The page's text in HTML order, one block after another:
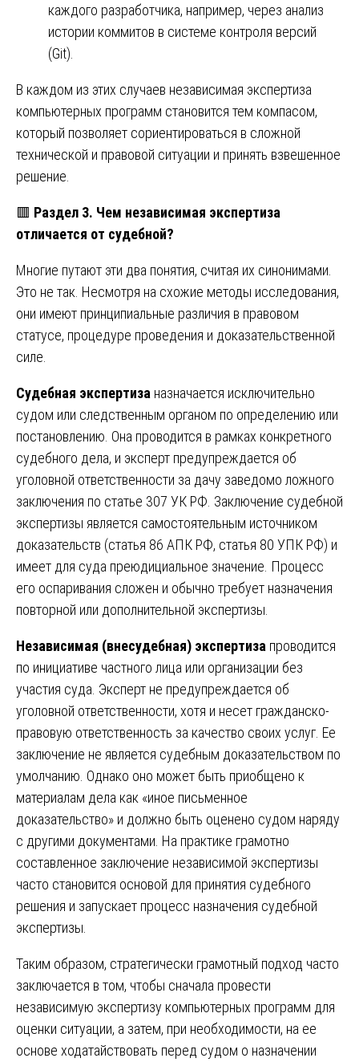
каждого разработчика, например, через анализ
истории коммитов в системе контроля версий
(Git).
В каждом из этих случаев независимая экспертиза
компьютерных программ становится тем компасом,
который позволяет сориентироваться в сложной
технической и правовой ситуации и принять взвешенное
решение.
🟥 Раздел 3. Чем независимая экспертиза
отличается от судебной?
Многие путают эти два понятия, считая их синонимами.
Это не так. Несмотря на схожие методы исследования,
они имеют принципиальные различия в правовом
статусе, процедуре проведения и доказательственной
силе.
Судебная экспертиза назначается исключительно
судом или следственным органом по определению или
постановлению. Она проводится в рамках конкретного
судебного дела, и эксперт предупреждается об
уголовной ответственности за дачу заведомо ложного
заключения по статье 307 УК РФ. Заключение судебной
экспертизы является самостоятельным источником
доказательств (статья 86 АПК РФ, статья 80 УПК РФ) и
имеет для суда преюдициальное значение. Процесс
его оспаривания сложен и обычно требует назначения
повторной или дополнительной экспертизы.
Независимая (внесудебная) экспертиза проводится
по инициативе частного лица или организации без
участия суда. Эксперт не предупреждается об
уголовной ответственности, хотя и несет гражданско-
правовую ответственность за качество своих услуг. Ее
заключение не является судебным доказательством по
умолчанию. Однако оно может быть приобщено к
материалам дела как «иное письменное
доказательство» и должно быть оценено судом наряду
с другими документами. На практике грамотно
составленное заключение независимой экспертизы
часто становится основой для принятия судебного
решения и запускает процесс назначения судебной
экспертизы.
Таким образом, стратегически грамотный подход часто
заключается в том, чтобы сначала провести
независимую экспертизу компьютерных программ для
оценки ситуации, а затем, при необходимости, на ее
основе ходатайствовать перед судом о назначении